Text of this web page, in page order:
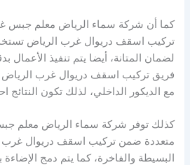
كما أن شركة سماء الرياض معلم جبس
تركيب اسقف دريوال غرب الرياض
لضمان المتانة، أيضا يتم تنفيذ الأعمال
فريق تركيب اسقف دريوال غرب
مع الديكور الداخلي، لذلك تكون النتائج
كذلك توفر شركة سماء الرياض معلم
متعددة ضمن تركيب اسقف دريوال
البسيطة والفاخرة، كما يتم دمج